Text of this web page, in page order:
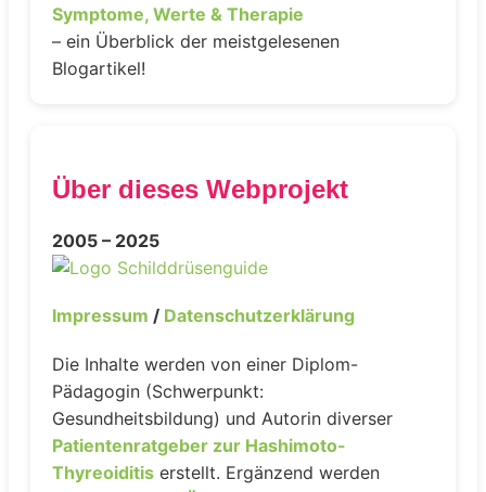
Symptome, Werte & Therapie
– ein Überblick der meistgelesenen
Blogartikel!
Über dieses Webprojekt
2005 – 2025
Impressum / Datenschutzerklärung
Die Inhalte werden von einer Diplom-
Pädagogin (Schwerpunkt:
Gesundheitsbildung) und Autorin diverser
Patientenratgeber zur Hashimoto-
Thyreoiditis erstellt. Ergänzend werden